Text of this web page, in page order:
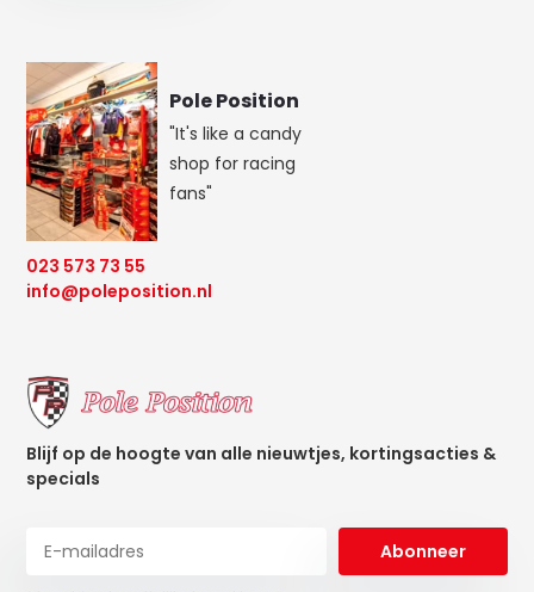
Pole Position
"It's like a candy
shop for racing
fans"
023 573 73 55
info@poleposition.nl
Blijf op de hoogte van alle nieuwtjes, kortingsacties &
specials
Abonneer